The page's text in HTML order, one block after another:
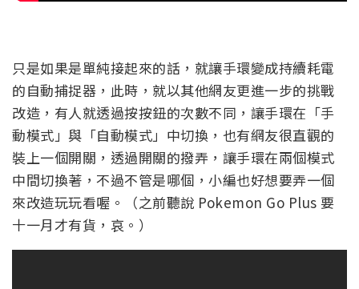
只是如果是單純接起來的話，就讓手環變成持續耗電
的自動捕捉器，此時，就以其他網友更進一步的挑戰
改造，有人就透過按按鈕的次數不同，讓手環在「手
動模式」與「自動模式」中切換，也有網友很直觀的
裝上一個開關，透過開關的撥弄，讓手環在兩個模式
中間切換著，不過不管是哪個，小編也好想要弄一個
來改造玩玩看喔。（之前聽說 Pokemon Go Plus 要
十一月才有貨，哀。）